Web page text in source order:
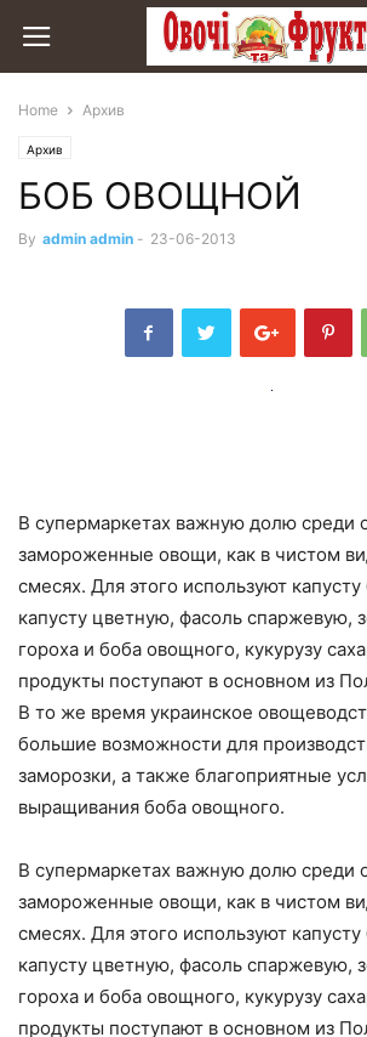
Home Архив
Архив
БОБ ОВОЩНОЙ
By admin admin - 23-06-2013
В супермаркетах важную долю среди
замороженные овощи, как в чистом
смесях. Для этого используют
капусту цветную, фасоль спаржевую,
гороха и боба овощного, кукурузу
продукты поступают в основном из
В то же время украинское
большие возможности для
заморозки, а также благоприятные
выращивания боба овощного.
В супермаркетах важную долю среди
замороженные овощи, как в чистом
смесях. Для этого используют
капусту цветную, фасоль спаржевую,
гороха и боба овощного, кукурузу
продукты поступают в основном из